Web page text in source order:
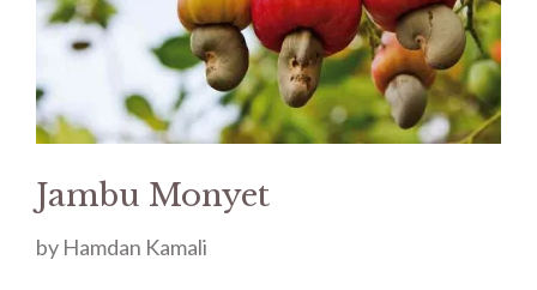
Jambu Monyet
by Hamdan Kamali